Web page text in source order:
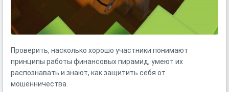
Проверить, насколько хорошо участники понимают
принципы работы финансовых пирамид, умеют их
распознавать и знают, как защитить себя от
мошенничества.